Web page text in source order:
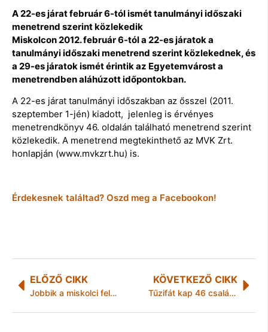
A 22-es járat február 6-tól ismét tanulmányi időszaki
menetrend szerint közlekedik
Miskolcon 2012. február 6-tól a 22-es járatok a
tanulmányi időszaki menetrend szerint közlekednek, és
a 29-es járatok ismét érintik az Egyetemvárost a
menetrendben aláhúzott időpontokban.
A 22-es járat tanulmányi időszakban az ősszel (2011.
szeptember 1-jén) kiadott, jelenleg is érvényes
menetrendkönyv 46. oldalán található menetrend szerint
közlekedik. A menetrend megtekinthető az MVK Zrt.
honlapján (www.mvkzrt.hu) is.
Érdekesnek találtad? Oszd meg a Facebookon!
ELŐZŐ CIKK
Jobbik a miskolci felsőoktatásról
KÖVETKEZŐ CIKK
Tűzifát kap 46 család Szikszón